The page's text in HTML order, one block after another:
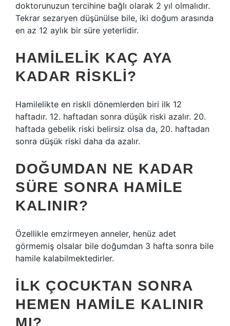
doktorunuzun tercihine bağlı olarak 2 yıl olmalıdır.
Tekrar sezaryen düşünülse bile, iki doğum arasında
en az 12 aylık bir süre yeterlidir.
HAMILELIK KAÇ AYA
KADAR RISKLI?
Hamilelikte en riskli dönemlerden biri ilk 12
haftadır. 12. haftadan sonra düşük riski azalır. 20.
haftada gebelik riski belirsiz olsa da, 20. haftadan
sonra düşük riski daha da azalır.
DOĞUMDAN NE KADAR
SÜRE SONRA HAMILE
KALINIR?
Özellikle emzirmeyen anneler, henüz adet
görmemiş olsalar bile doğumdan 3 hafta sonra bile
hamile kalabilmektedirler.
İLK ÇOCUKTAN SONRA
HEMEN HAMILE KALINIR
MI?